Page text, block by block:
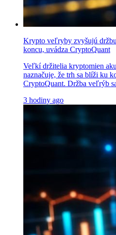
Krypto veľryby zvyšujú
koncu, uvádza CryptoQuant
Veľkí držitelia kryptomien
naznačuje, že trh sa blíži ku
CryptoQuant. Držba veľrýb
3 hodiny ago